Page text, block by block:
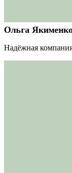
Ольга
Надёжная